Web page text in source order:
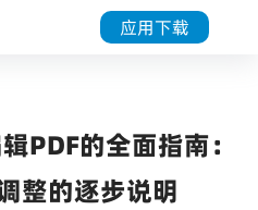
应用下载
PDF的全面指南：
整的逐步说明